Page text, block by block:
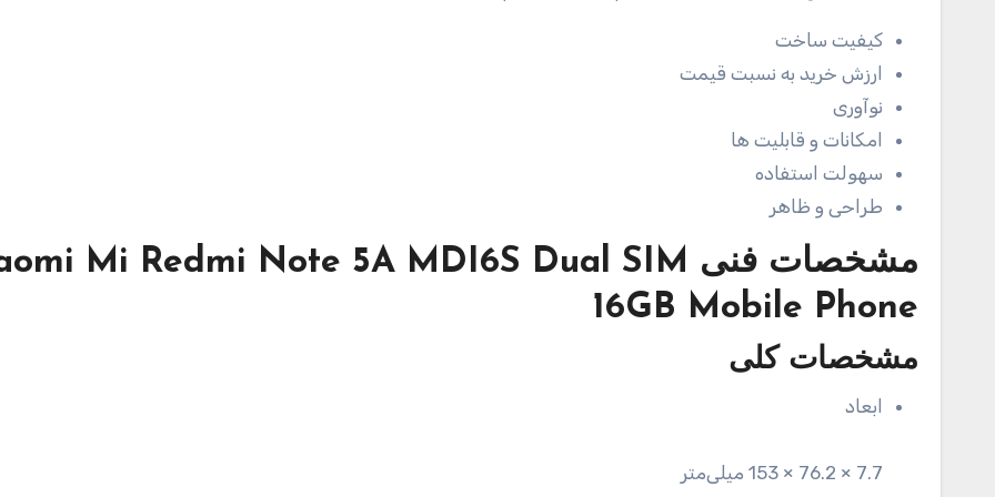
کیفیت ساخت
ارزش خرید به نسبت قیمت
نوآوری
امکانات و قابلیت ها
سهولت استفاده
طراحی و ظاهر
مشخصات فنی Mi Redmi Note 5A MDI6S Dual SIM
16GB Mobile Phone
مشخصات کلی
ابعاد
7.7 × 76.2 × 153 میلی‌متر